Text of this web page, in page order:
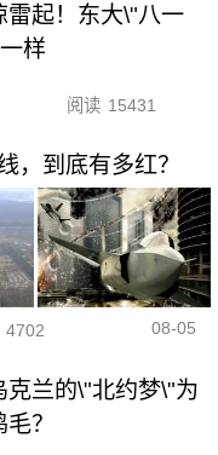
雷起！东大\"八一
样
阅读 15431
，到底有多红？
4702 08-05
克兰的\"北约梦\"为
？